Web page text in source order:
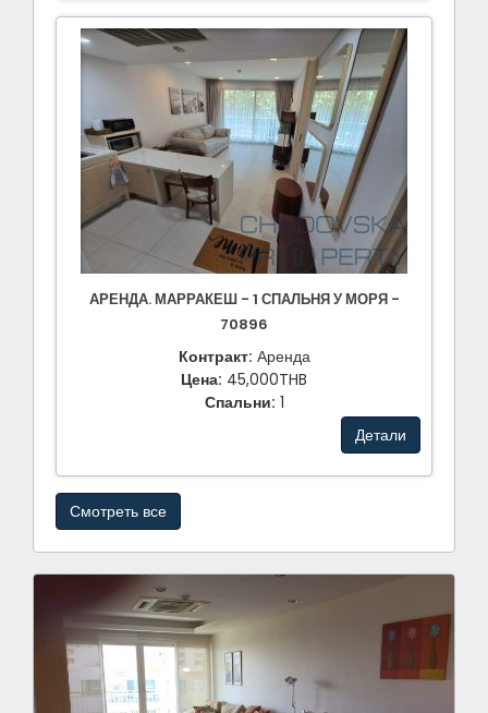
АРЕНДА. МАРРАКЕШ - 1 СПАЛЬНЯ У МОРЯ -
70896
Контракт: Аренда
Цена: 45,000THB
Спальни: 1
Детали
Смотреть все